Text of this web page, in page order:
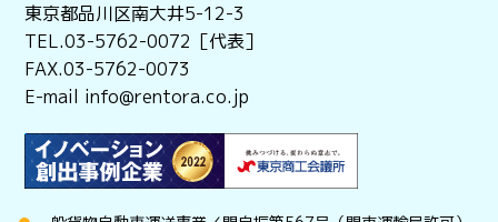
東京都品川区南大井5-12-3
TEL.03-5762-0072［代表］
FAX.03-5762-0073
E-mail info@rentora.co.jp